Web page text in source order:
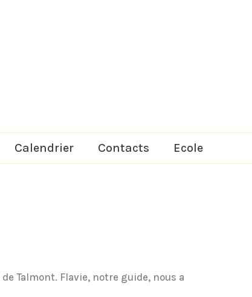
Calendrier Contacts Ecole
Talmont. Flavie, notre guide, nous a